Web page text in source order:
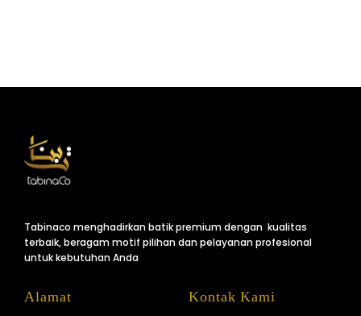
Tabinaco menghadirkan batik premium dengan kualitas
terbaik, beragam motif pilihan dan pelayanan profesional
untuk kebutuhan Anda
Alamat Kontak Kami